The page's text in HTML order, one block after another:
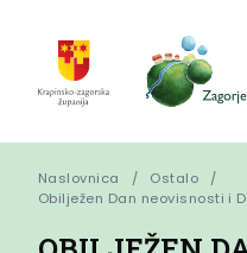
Naslovnica
Ostalo
Obilježen Dan neovisnosti i